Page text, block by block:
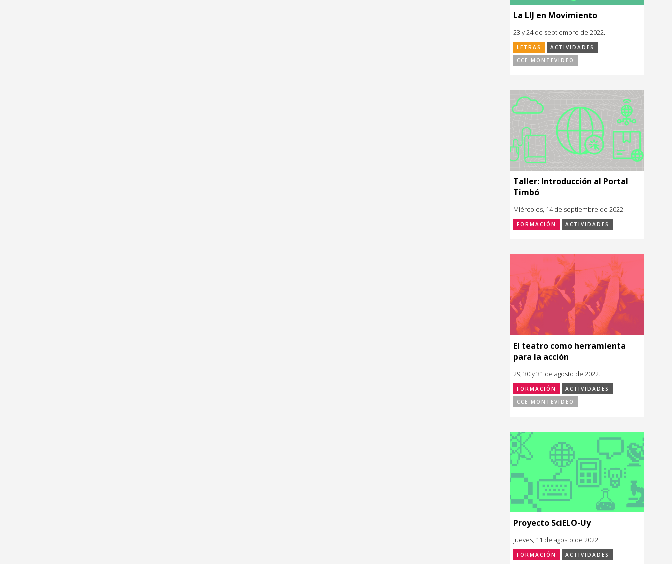
La LIJ en Movimiento
23 y 24 de septiembre de 2022.
LETRAS
ACTIVIDADES
CCE MONTEVIDEO
Taller: Introducción al Portal
Timbó
Miércoles, 14 de septiembre de 2022.
FORMACIÓN ACTIVIDADES
El teatro como herramienta
para la acción
29, 30 y 31 de agosto de 2022.
FORMACIÓN
ACTIVIDADES
CCE MONTEVIDEO
Proyecto SciELO-Uy
Jueves, 11 de agosto de 2022.
FORMACIÓN ACTIVIDADES